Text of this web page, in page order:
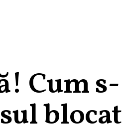
Cum s-
blocat